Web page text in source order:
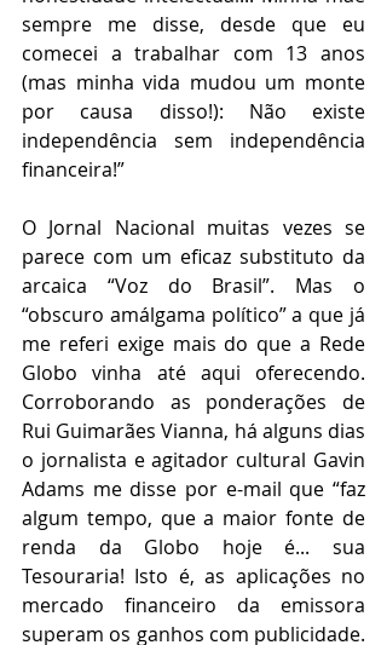
sempre me disse, desde que eu
comecei a trabalhar com 13 anos
(mas minha vida mudou um monte
por causa disso!): Não existe
independência sem independência
financeira!”
O Jornal Nacional muitas vezes se
parece com um eficaz substituto da
arcaica “Voz do Brasil”. Mas o
“obscuro amálgama político” a que já
me referi exige mais do que a Rede
Globo vinha até aqui oferecendo.
Corroborando as ponderações de
Rui Guimarães Vianna, há alguns dias
o jornalista e agitador cultural Gavin
Adams me disse por e-mail que “faz
algum tempo, que a maior fonte de
renda da Globo hoje é... sua
Tesouraria! Isto é, as aplicações no
mercado financeiro da emissora
superam os ganhos com publicidade.